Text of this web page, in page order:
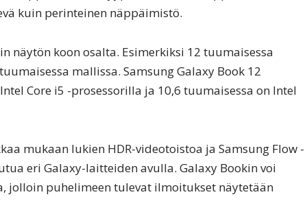
kuin perinteinen näppäimistö.
näytön koon osalta. Esimerkiksi 12 tuumaisessa
mallissa. Samsung Galaxy Book 12
Core i5 -prosessorilla ja 10,6 tuumaisessa on Intel
mukaan lukien HDR-videotoistoa ja Samsung Flow -
eri Galaxy-laitteiden avulla. Galaxy Bookin voi
jolloin puhelimeen tulevat ilmoitukset näytetään